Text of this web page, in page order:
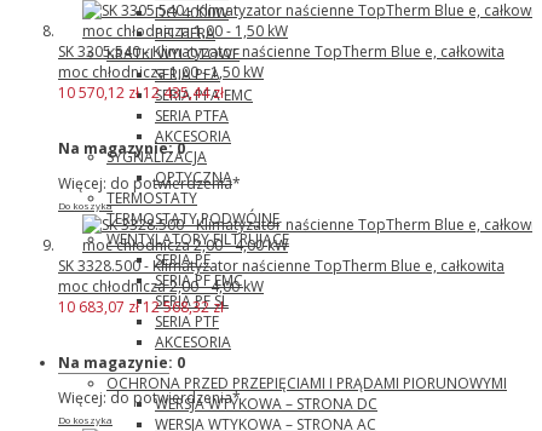
DO 4000W
PELTIERA
KRATKI WYLOTOWE
SERIA PFA
SERIA PFA EMC
SERIA PTFA
AKCESORIA
SYGNALIZACJA
OPTYCZNA
TERMOSTATY
TERMOSTATY PODWÓJNE
WENTYLATORY FILTRUJĄCE
SERIA PF
SERIA PF EMC
SERIA PF SL
SERIA PTF
AKCESORIA
Phoenix Contact
OCHRONA PRZED PRZEPIĘCIAMI I PRĄDAMI PIORUNOWYMI
WERSJA WTYKOWA – STRONA DC
WERSJA WTYKOWA – STRONA AC
SK 3305.540 - Klimatyzator naścienne TopTherm Blue e, całkowita
moc chłodnicza 1,00 - 1,50 kW
10 570,12 zł 12 435,44 zł
Na magazynie:0
Więcej: do potwierdzenia*
Do koszyka
SK 3328.500 - Klimatyzator naścienne TopTherm Blue e, całkowita
moc chłodnicza 2,00 - 4,00 kW
10 683,07 zł 12 568,32 zł
Na magazynie: 0
Więcej: do potwierdzenia*
Do koszyka